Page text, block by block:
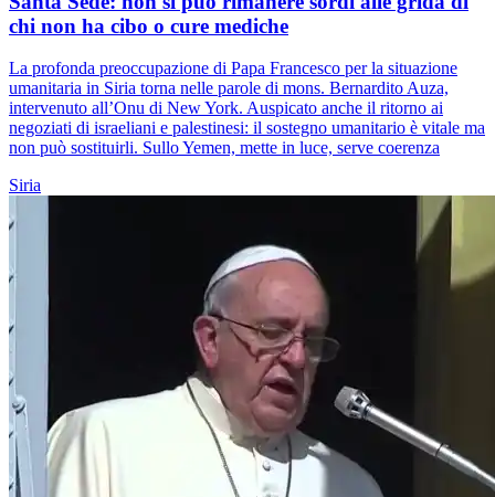
chi non ha cibo o cure mediche
La profonda preoccupazione di Papa Francesco per la situazione
umanitaria in Siria torna nelle parole di mons. Bernardito Auza,
intervenuto all’Onu di New York. Auspicato anche il ritorno ai
negoziati di israeliani e palestinesi: il sostegno umanitario è vitale ma
non può sostituirli. Sullo Yemen, mette in luce, serve coerenza
Siria